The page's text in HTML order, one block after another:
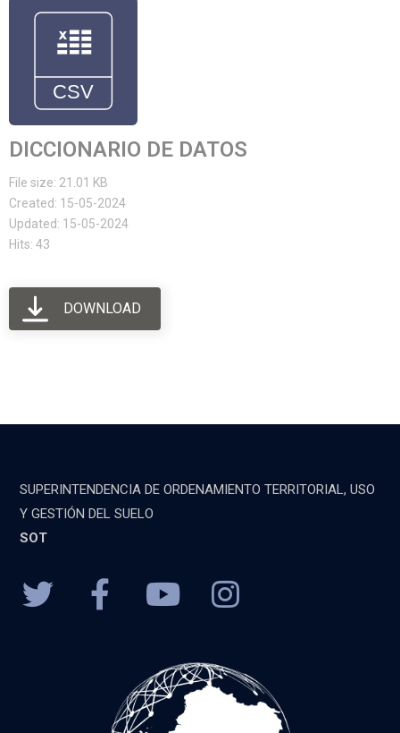
DICCIONARIO DE DATOS
File size: 21.01 KB
Created: 15-05-2024
Updated: 15-05-2024
Hits: 43
DOWNLOAD
SUPERINTENDENCIA DE ORDENAMIENTO TERRITORIAL, USO
Y GESTIÓN DEL SUELO
SOT